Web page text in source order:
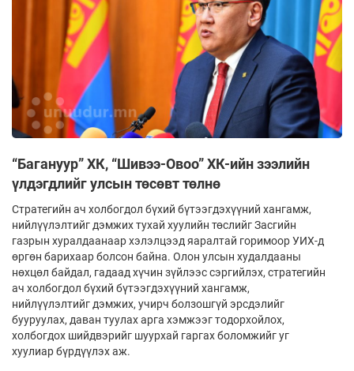
“Багануур” ХК, “Шивээ-Овоо” ХК-ийн зээлийн
үлдэгдлийг улсын төсөвт төлнө
Стратегийн ач холбогдол бүхий бүтээгдэхүүний хангамж,
нийлүүлэлтийг дэмжих тухай хуулийн төслийг Засгийн
газрын хуралдаанаар хэлэлцээд яаралтай горимоор УИХ-д
өргөн барихаар болсон байна. Олон улсын худалдааны
нөхцөл байдал, гадаад хүчин зүйлээс сэргийлэх, стратегийн
ач холбогдол бүхий бүтээгдэхүүний хангамж,
нийлүүлэлтийг дэмжих, учирч болзошгүй эрсдэлийг
бууруулах, даван туулах арга хэмжээг тодорхойлох,
холбогдох шийдвэрийг шуурхай гаргах боломжийг уг
хуулиар бүрдүүлэх аж.